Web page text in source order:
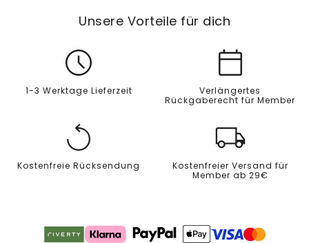
Unsere Vorteile für dich
1-3 Werktage Lieferzeit
Verlängertes
Rückgaberecht für Member
Kostenfreie Rücksendung
Kostenfreier Versand für
Member ab 29€